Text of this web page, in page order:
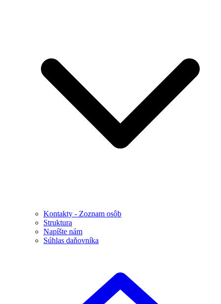
Kontakty - Zoznam osôb
Struktura
Napíšte nám
Súhlas daňovníka